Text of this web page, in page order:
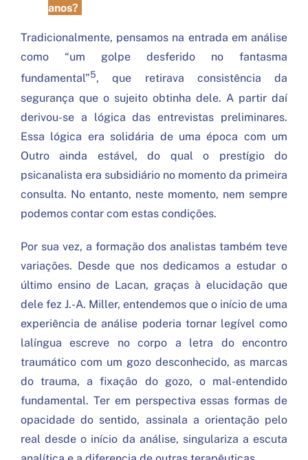
anos?
Tradicionalmente, pensamos na entrada em análise
como “um golpe desferido no fantasma
fundamental”5, que retirava consistência da
segurança que o sujeito obtinha dele. A partir daí
derivou-se a lógica das entrevistas preliminares.
Essa lógica era solidária de uma época com um
Outro ainda estável, do qual o prestígio do
psicanalista era subsidiário no momento da primeira
consulta. No entanto, neste momento, nem sempre
podemos contar com estas condições.
Por sua vez, a formação dos analistas também teve
variações. Desde que nos dedicamos a estudar o
último ensino de Lacan, graças à elucidação que
dele fez J.-A. Miller, entendemos que o início de uma
experiência de análise poderia tornar legível como
lalíngua escreve no corpo a letra do encontro
traumático com um gozo desconhecido, as marcas
do trauma, a fixação do gozo, o mal-entendido
fundamental. Ter em perspectiva essas formas de
opacidade do sentido, assinala a orientação pelo
real desde o início da análise, singulariza a escuta